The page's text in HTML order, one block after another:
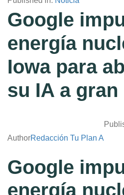
Google
energía
Iowa para
su IA a gran
AuthorRedacción Tu Plan A
Google
energía